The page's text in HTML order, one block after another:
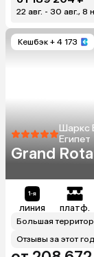
22 авг. - 30 авг., 8
Кешбэк + 4 173
Шаркс
Египет
Grand
линия платф.
Большая
Отзывы за этот год